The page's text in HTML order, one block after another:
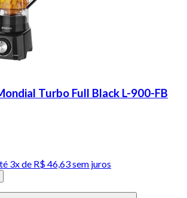
Turbo Full Black L-900-FB
3x de R$ 46,63 sem juros